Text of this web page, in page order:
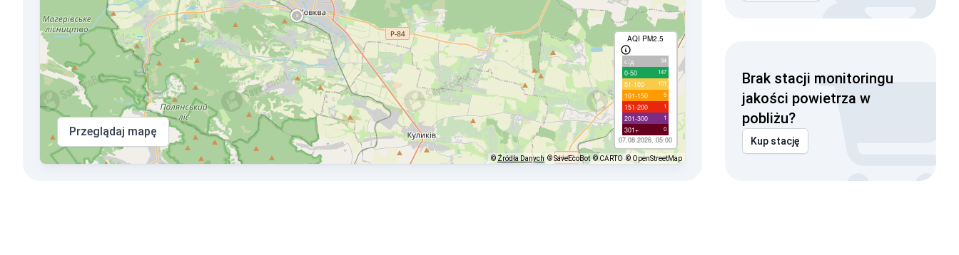
AQI PM2.5
с/д 94
0-50 147
51-100 101
101-150 5
151-200 1
201-300 1
301+ 0
07.08.2026, 05:00
Przeglądaj mapę
© Źródła Danych © SaveEcoBot © CARTO © OpenStreetMap
Brak stacji monitoringu
jakości powietrza w
pobliżu?
Kup stację